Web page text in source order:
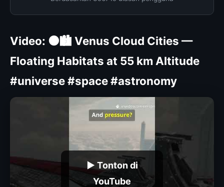
Video: 🟠🏙️ Venus Cloud Cities —
Floating Habitats at 55 km Altitude
#universe #space #astronomy
▶ Tonton di
YouTube